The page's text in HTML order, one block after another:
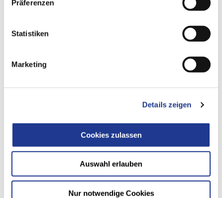
Präferenzen
Statistiken
Marketing
Details zeigen
Cookies zulassen
Auswahl erlauben
Nur notwendige Cookies